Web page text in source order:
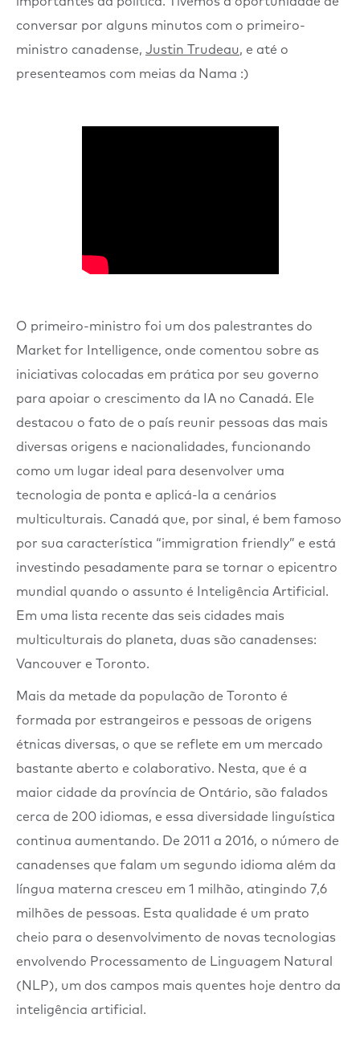
conversar por alguns minutos com o primeiro-
ministro canadense, Justin Trudeau, e até o
presenteamos com meias da Nama :)
O primeiro-ministro foi um dos palestrantes do
Market for Intelligence, onde comentou sobre as
iniciativas colocadas em prática por seu governo
para apoiar o crescimento da IA no Canadá. Ele
destacou o fato de o país reunir pessoas das mais
diversas origens e nacionalidades, funcionando
como um lugar ideal para desenvolver uma
tecnologia de ponta e aplicá-la a cenários
multiculturais. Canadá que, por sinal, é bem famoso
por sua característica “immigration friendly” e está
investindo pesadamente para se tornar o epicentro
mundial quando o assunto é Inteligência Artificial.
Em uma lista recente das seis cidades mais
multiculturais do planeta, duas são canadenses:
Vancouver e Toronto.
Mais da metade da população de Toronto é
formada por estrangeiros e pessoas de origens
étnicas diversas, o que se reflete em um mercado
bastante aberto e colaborativo. Nesta, que é a
maior cidade da província de Ontário, são falados
cerca de 200 idiomas, e essa diversidade linguística
continua aumentando. De 2011 a 2016, o número de
canadenses que falam um segundo idioma além da
língua materna cresceu em 1 milhão, atingindo 7,6
milhões de pessoas. Esta qualidade é um prato
cheio para o desenvolvimento de novas tecnologias
envolvendo Processamento de Linguagem Natural
(NLP), um dos campos mais quentes hoje dentro da
inteligência artificial.